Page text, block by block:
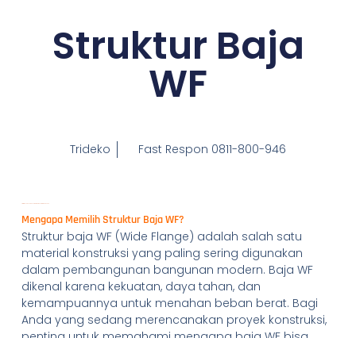
Struktur Baja
WF
Trideko Fast Respon 0811-800-946
Mengapa Memilih Struktur Baja WF?
Struktur baja WF (Wide Flange) adalah salah satu
material konstruksi yang paling sering digunakan
dalam pembangunan bangunan modern. Baja WF
dikenal karena kekuatan, daya tahan, dan
kemampuannya untuk menahan beban berat. Bagi
Anda yang sedang merencanakan proyek konstruksi,